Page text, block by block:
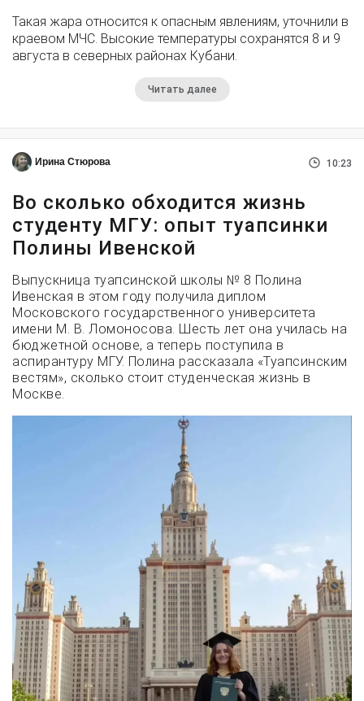
Такая жара относится к опасным явлениям, уточнили в
краевом МЧС. Высокие температуры сохранятся 8 и 9
августа в северных районах Кубани.
Читать далее
Ирина Стюрова 10:23
Во сколько обходится жизнь
студенту МГУ: опыт туапсинки
Полины Ивенской
Выпускница туапсинской школы № 8 Полина
Ивенская в этом году получила диплом
Московского государственного университета
имени М. В. Ломоносова. Шесть лет она училась на
бюджетной основе, а теперь поступила в
аспирантуру МГУ. Полина рассказала «Туапсинским
вестям», сколько стоит студенческая жизнь в
Москве.